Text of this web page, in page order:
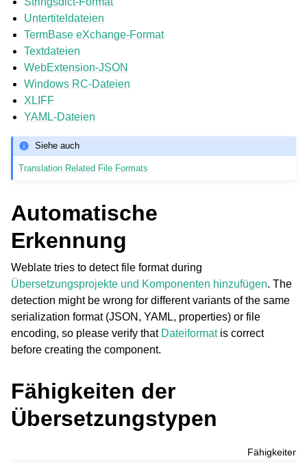
Untertiteldateien
TermBase eXchange-Format
Textdateien
WebExtension-JSON
Windows RC-Dateien
XLIFF
YAML-Dateien
Siehe auch
Translation Related File Formats
Automatische
Erkennung
Weblate tries to detect file format during
Übersetzungsprojekte und Komponenten hinzufügen. The
detection might be wrong for different variants of the same
serialization format (JSON, YAML, properties) or file
encoding, so please verify that Dateiformatis correct
before creating the component.
Fähigkeiten der
Übersetzungstypen
Fähigkeiten